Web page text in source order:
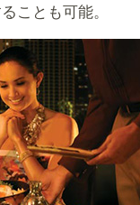
ことも可能。